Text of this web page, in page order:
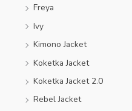
Freya
Ivy
Kimono Jacket
Koketka Jacket
Koketka Jacket 2.0
Rebel Jacket